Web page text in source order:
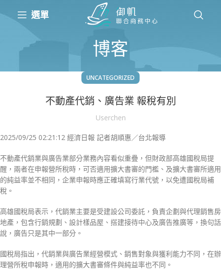
選單
博客
UNCATEGORIZED
不動產代銷、廣告業 報稅有別
Userchen
2025/09/25 02:21:12 經濟日報 記者胡順惠／台北報導
不動產代銷業與廣告業部分業務內容看似重疊，但財政部高雄國稅局提
醒，兩者在申報營所稅時，可否適用擴大書審的門檻、及擴大書審所適用
的純益率並不相同，企業申報時應正確填寫行業代號，以免遭國稅局補
稅。
高雄國稅局表示，代銷業主要是受建設公司委託，負責企劃與代理銷售房
地產，包含行銷規劃、設計樣品屋、搭建接待中心及廣告推廣等，換句話
說，廣告只是其中一部分。
國稅局指出，代銷業與廣告業經營模式、銷售對象與獲利能力不同，在辦
理營所稅申報時，適用的擴大書審條件與純益率也不同。